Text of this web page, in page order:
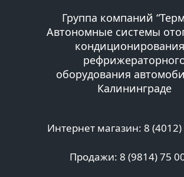
Группа компаний
Автономные системы
оборудования
Калининграде
Интернет магазин: 8
Продажи: 8 (9814) 75